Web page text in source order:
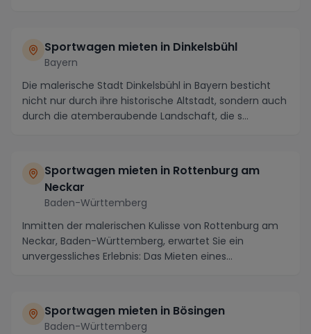
Sportwagen mieten in Dinkelsbühl
Bayern
Die malerische Stadt Dinkelsbühl in Bayern besticht
nicht nur durch ihre historische Altstadt, sondern auch
durch die atemberaubende Landschaft, die s...
Sportwagen mieten in Rottenburg am
Neckar
Baden-Württemberg
Inmitten der malerischen Kulisse von Rottenburg am
Neckar, Baden-Württemberg, erwartet Sie ein
unvergessliches Erlebnis: Das Mieten eines
Sportwagen mieten in Bösingen
Baden-Württemberg